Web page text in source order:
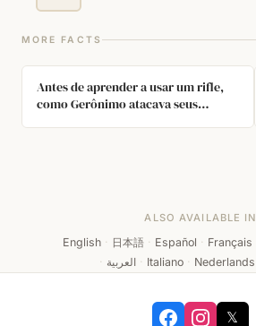
MORE FACTS
Antes de aprender a usar um rifle,
como Gerônimo atacava seus
ALSO AVAILABLE IN
English · 日本語 · Español · Français
· العربية · Italiano · Nederlands
𝕏